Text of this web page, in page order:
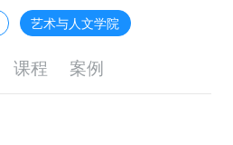
艺术与人文学院
课程 案例